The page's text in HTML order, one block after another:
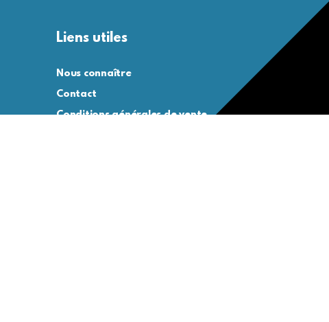
Liens utiles
Nous connaître
Contact
Conditions générales de vente